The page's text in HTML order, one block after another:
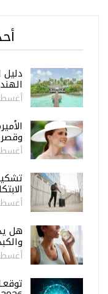
أغسطس
أغسطس
أغسطس
هل
أغسطس